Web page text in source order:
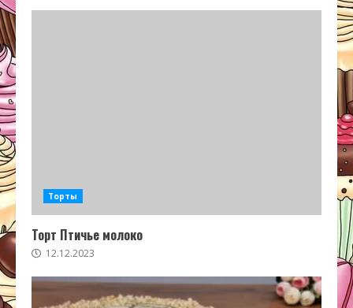
Торты
Торт Птичье молоко
12.12.2023